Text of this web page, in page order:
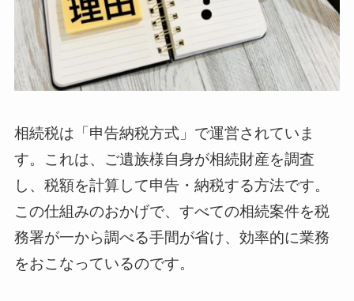
相続税は「申告納税方式」で運営されていま
す。これは、ご遺族様自身が相続財産を調査
し、税額を計算して申告・納税する方法です。
この仕組みのおかげで、すべての相続案件を税
務署が一から調べる手間が省け、効率的に業務
をおこなっているのです。